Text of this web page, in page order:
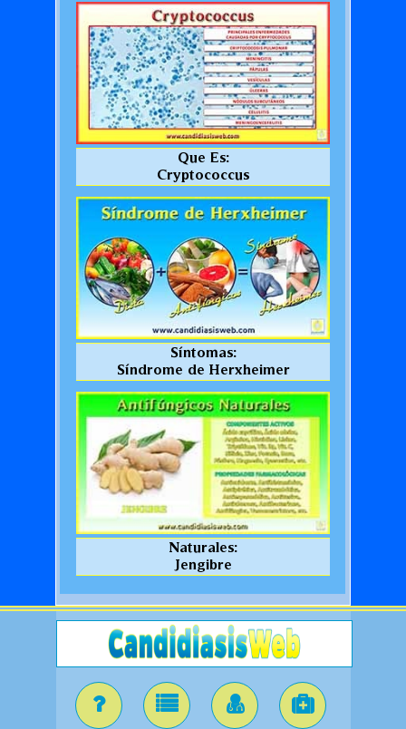
Que Es:
Cryptococcus
Síntomas:
Síndrome de Herxheimer
Naturales:
Jengibre